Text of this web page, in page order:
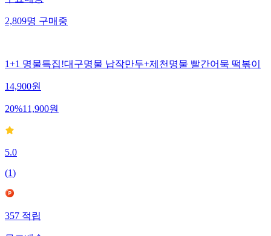
2,809명 구매중
1+1 명물특집!대구명물 납작만두+제천명물 빨간어묵 떡볶이
14,900원
20%11,900원
5.0
(1)
357 적립